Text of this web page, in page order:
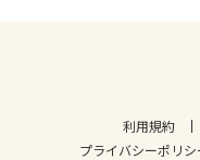
利用規約
プライバシーポリシ